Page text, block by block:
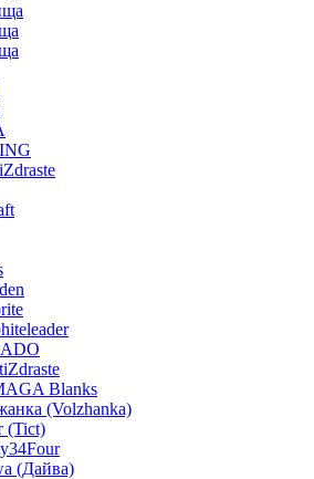
Blanks
(Volzhanka)
(Tict)
(Дайва)